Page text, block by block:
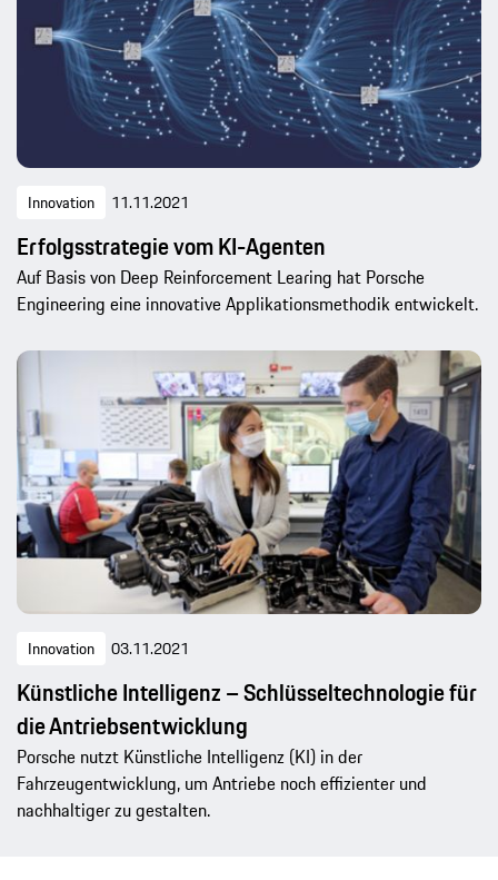
Innovation 11.11.2021
Erfolgsstrategie vom KI-Agenten
Auf Basis von Deep Reinforcement Learing hat Porsche
Engineering eine innovative Applikationsmethodik entwickelt.
Innovation 03.11.2021
Künstliche Intelligenz – Schlüsseltechnologie für
die Antriebsentwicklung
Porsche nutzt Künstliche Intelligenz (KI) in der
Fahrzeugentwicklung, um Antriebe noch effizienter und
nachhaltiger zu gestalten.